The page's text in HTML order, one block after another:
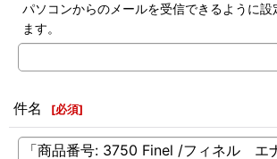
パソコンからのメールを受信できるように設
ます。
件名 [必須]